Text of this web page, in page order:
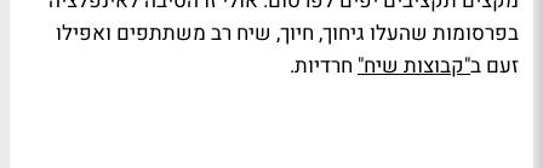
בפרסומות שהעלו גיחוך, חיוך, שיח רב משתתפים ואפילו
זעם ב"קבוצות שיח" חרדיות.